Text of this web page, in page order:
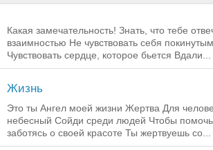
Какая замечательность! Знать, что тебе
взаимностью Не чувствовать себя
Чувствовать сердце, которое бьется Вдали...
Жизнь
Это ты Ангел моей жизни Жертва Для
небесный Сойди среди людей Чтобы
заботясь о своей красоте Ты жертвуешь со...